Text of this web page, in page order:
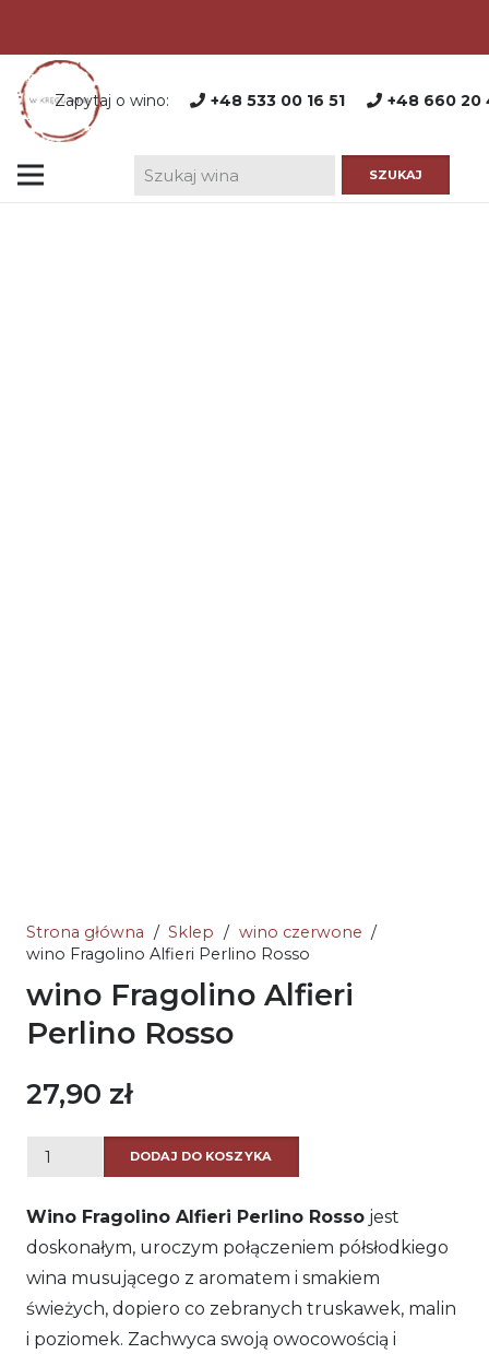
Zapytaj o wino: +48 533 00 16 51 +48 660 20
Strona główna / Sklep / wino czerwone /
wino Fragolino Alfieri Perlino Rosso
wino Fragolino Alfieri
Perlino Rosso
27,90 zł
ilość
Fragolino
Alfieri
Perlino
Rosso
DODAJ DO KOSZYKA
Wino Fragolino Alfieri Perlino Rosso jest
doskonałym, uroczym połączeniem półsłodkiego
wina musującego z aromatem i smakiem
świeżych, dopiero co zebranych truskawek, malin
i poziomek. Zachwyca swoją owocowością i